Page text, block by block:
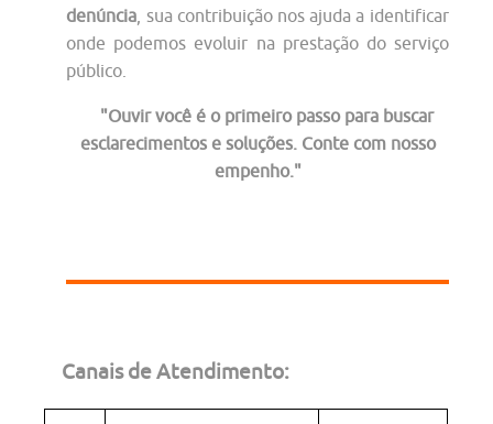
denúncia , sua contribuição nos ajuda a identificar
onde podemos evoluir na prestação do serviço
público.
"Ouvir você é o primeiro passo para buscar
esclarecimentos e soluções. Conte com nosso
empenho."
Canais de Atendimento: